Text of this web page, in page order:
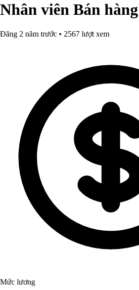
Nhân viên Bán hàng
Đăng 2 năm trước • 2567 lượt xem
Mức lương